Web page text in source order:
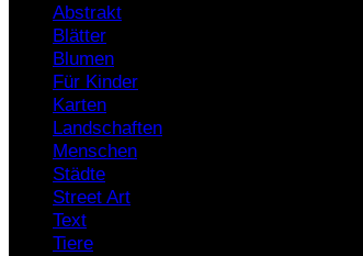
Abstrakt
Blätter
Blumen
Für Kinder
Karten
Landschaften
Menschen
Städte
Street Art
Text
Tiere